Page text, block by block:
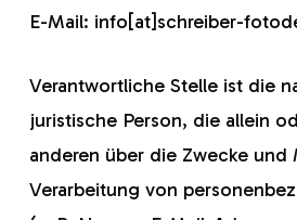
E-Mail: info[at]schreiber-
Verantwortliche Stelle ist die
juristische Person, die allein
anderen über die Zwecke und
Verarbeitung von